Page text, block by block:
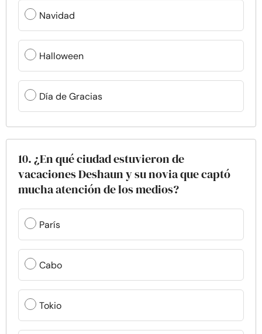
Navidad
Halloween
Día de Gracias
10. ¿En qué ciudad estuvieron de
vacaciones Deshaun y su novia que captó
mucha atención de los medios?
París
Cabo
Tokio